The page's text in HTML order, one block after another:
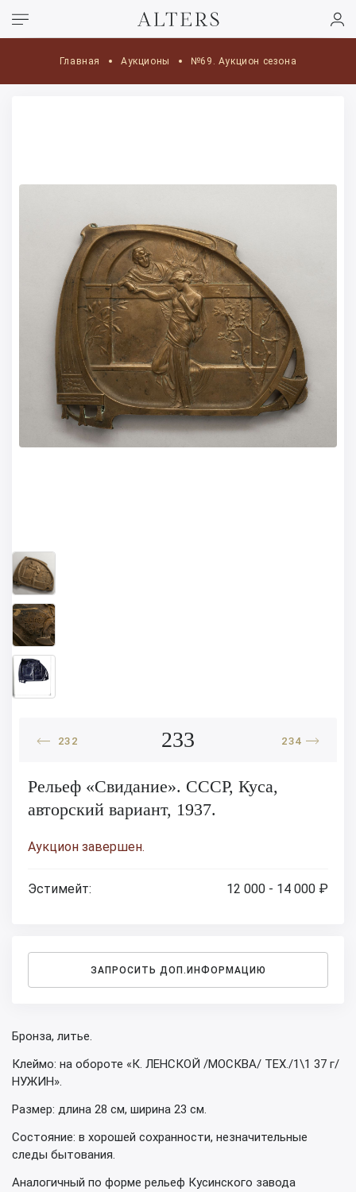
Главная Аукционы №69. Аукцион сезона
232 233 234
Рельеф «Свидание». СССР, Куса,
авторский вариант, 1937.
Аукцион завершен.
Эстимейт: 12 000 - 14 000 ₽
ЗАПРОСИТЬ ДОП.ИНФОРМАЦИЮ
Бронза, литье.
Клеймо: на обороте «К. ЛЕНСКОЙ /МОСКВА/ ТЕХ./1\1 37 г/
НУЖИН».
Размер: длина 28 см, ширина 23 см.
Состояние: в хорошей сохранности, незначительные
следы бытования.
Аналогичный по форме рельеф Кусинского завода